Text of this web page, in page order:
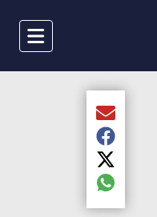
Menu
Compartir
Compartir
Compartir
Compartir